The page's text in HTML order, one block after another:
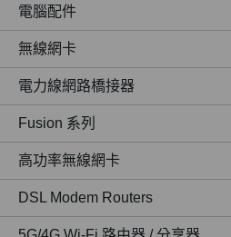
電腦配件
無線網卡
電力線網路橋接器
Fusion 系列
高功率無線網卡
DSL Modem Routers